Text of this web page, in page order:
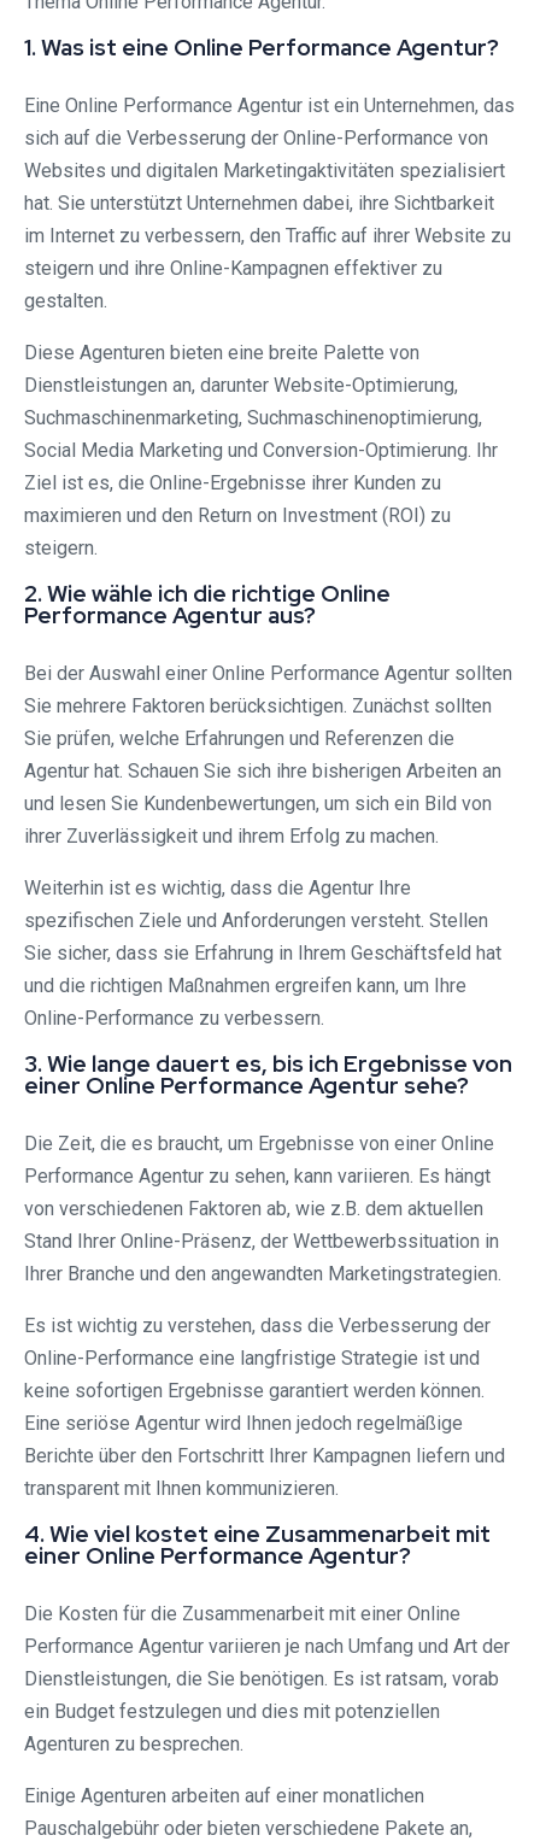
1. Was ist eine Online Performance Agentur?
Eine Online Performance Agentur ist ein Unternehmen, das
sich auf die Verbesserung der Online-Performance von
Websites und digitalen Marketingaktivitäten spezialisiert
hat. Sie unterstützt Unternehmen dabei, ihre Sichtbarkeit
im Internet zu verbessern, den Traffic auf ihrer Website zu
steigern und ihre Online-Kampagnen effektiver zu
gestalten.
Diese Agenturen bieten eine breite Palette von
Dienstleistungen an, darunter Website-Optimierung,
Suchmaschinenmarketing, Suchmaschinenoptimierung,
Social Media Marketing und Conversion-Optimierung. Ihr
Ziel ist es, die Online-Ergebnisse ihrer Kunden zu
maximieren und den Return on Investment (ROI) zu
steigern.
2. Wie wähle ich die richtige Online
Performance Agentur aus?
Bei der Auswahl einer Online Performance Agentur sollten
Sie mehrere Faktoren berücksichtigen. Zunächst sollten
Sie prüfen, welche Erfahrungen und Referenzen die
Agentur hat. Schauen Sie sich ihre bisherigen Arbeiten an
und lesen Sie Kundenbewertungen, um sich ein Bild von
ihrer Zuverlässigkeit und ihrem Erfolg zu machen.
Weiterhin ist es wichtig, dass die Agentur Ihre
spezifischen Ziele und Anforderungen versteht. Stellen
Sie sicher, dass sie Erfahrung in Ihrem Geschäftsfeld hat
und die richtigen Maßnahmen ergreifen kann, um Ihre
Online-Performance zu verbessern.
3. Wie lange dauert es, bis ich Ergebnisse von
einer Online Performance Agentur sehe?
Die Zeit, die es braucht, um Ergebnisse von einer Online
Performance Agentur zu sehen, kann variieren. Es hängt
von verschiedenen Faktoren ab, wie z.B. dem aktuellen
Stand Ihrer Online-Präsenz, der Wettbewerbssituation in
Ihrer Branche und den angewandten Marketingstrategien.
Es ist wichtig zu verstehen, dass die Verbesserung der
Online-Performance eine langfristige Strategie ist und
keine sofortigen Ergebnisse garantiert werden können.
Eine seriöse Agentur wird Ihnen jedoch regelmäßige
Berichte über den Fortschritt Ihrer Kampagnen liefern und
transparent mit Ihnen kommunizieren.
4. Wie viel kostet eine Zusammenarbeit mit
einer Online Performance Agentur?
Die Kosten für die Zusammenarbeit mit einer Online
Performance Agentur variieren je nach Umfang und Art der
Dienstleistungen, die Sie benötigen. Es ist ratsam, vorab
ein Budget festzulegen und dies mit potenziellen
Agenturen zu besprechen.
Einige Agenturen arbeiten auf einer monatlichen
Pauschalgebühr oder bieten verschiedene Pakete an,